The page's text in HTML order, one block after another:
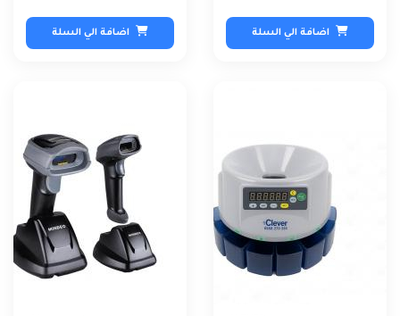
اضافة الي السلة اضافة الي السلة